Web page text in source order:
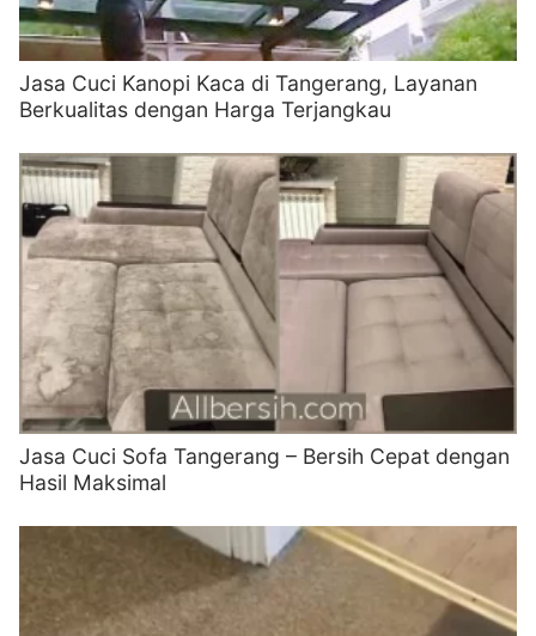
Jasa Cuci Kanopi Kaca di Tangerang, Layanan
Berkualitas dengan Harga Terjangkau
Jasa Cuci Sofa Tangerang – Bersih Cepat dengan
Hasil Maksimal